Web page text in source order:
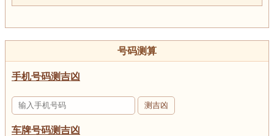
号码测算
手机号码测吉凶
测吉凶
车牌号码测吉凶